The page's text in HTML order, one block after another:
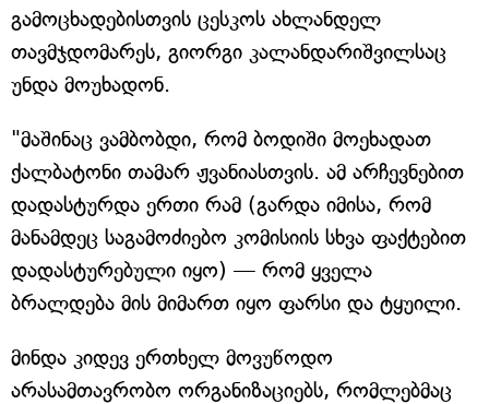
გამოცხადებისთვის ცესკოს ახლანდელ
თავმჯდომარეს, გიორგი კალანდარიშვილსაც
უნდა მოუხადონ.
"მაშინაც ვამბობდი, რომ ბოდიში მოეხადათ
ქალბატონი თამარ ჟვანიასთვის. ამ არჩევნებით
დადასტურდა ერთი რამ (გარდა იმისა, რომ
მანამდეც საგამოძიებო კომისიის სხვა ფაქტებით
დადასტურებული იყო) — რომ ყველა
ბრალდება მის მიმართ იყო ფარსი და ტყუილი.
მინდა კიდევ ერთხელ მოვუწოდო
არასამთავრობო ორგანიზაციებს, რომლებმაც